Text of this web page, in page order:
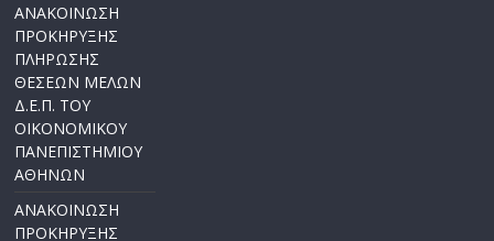
ΑΝΑΚΟΙΝΩΣΗ
ΠΡΟΚΗΡΥΞΗΣ
ΠΛΗΡΩΣΗΣ
ΘΕΣΕΩΝ ΜΕΛΩΝ
Δ.Ε.Π. ΤΟΥ
ΟΙΚΟΝΟΜΙΚΟΥ
ΠΑΝΕΠΙΣΤΗΜΙΟΥ
ΑΘΗΝΩΝ
ΑΝΑΚΟΙΝΩΣΗ
ΠΡΟΚΗΡΥΞΗΣ